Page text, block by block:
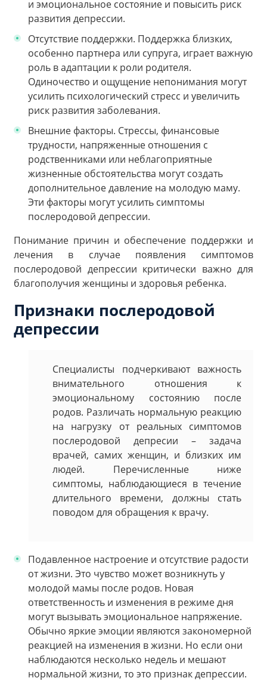
и эмоциональное состояние и повысить риск
развития депрессии.
Отсутствие поддержки. Поддержка близких,
особенно партнера или супруга, играет важную
роль в адаптации к роли родителя.
Одиночество и ощущение непонимания могут
усилить психологический стресс и увеличить
риск развития заболевания.
Внешние факторы. Стрессы, финансовые
трудности, напряженные отношения с
родственниками или неблагоприятные
жизненные обстоятельства могут создать
дополнительное давление на молодую маму.
Эти факторы могут усилить симптомы
послеродовой депрессии.
Понимание причин и обеспечение поддержки и
лечения в случае появления симптомов
послеродовой депрессии критически важно для
благополучия женщины и здоровья ребенка.
Признаки послеродовой
депрессии
Специалисты подчеркивают важность
внимательного отношения к
эмоциональному состоянию после
родов. Различать нормальную реакцию
на нагрузку от реальных симптомов
послеродовой депресии – задача
врачей, самих женщин, и близких им
людей. Перечисленные ниже
симптомы, наблюдающиеся в течение
длительного времени, должны стать
поводом для обращения к врачу.
Подавленное настроение и отсутствие радости
от жизни. Это чувство может возникнуть у
молодой мамы после родов. Новая
ответственность и изменения в режиме дня
могут вызывать эмоциональное напряжение.
Обычно яркие эмоции являются закономерной
реакцией на изменения в жизни. Но если они
наблюдаются несколько недель и мешают
нормальной жизни, то это признак депрессии.